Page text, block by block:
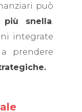
può
più snella
integrate
prendere